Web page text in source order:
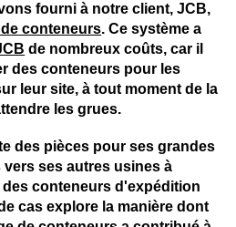
fourni à notre client, JCB,
conteneurs. Ce système a
de nombreux coûts, car il
des conteneurs pour les
leur site, à tout moment de la
les grues.
des pièces pour ses grandes
ses autres usines à
conteneurs d'expédition
cas explore la manière dont